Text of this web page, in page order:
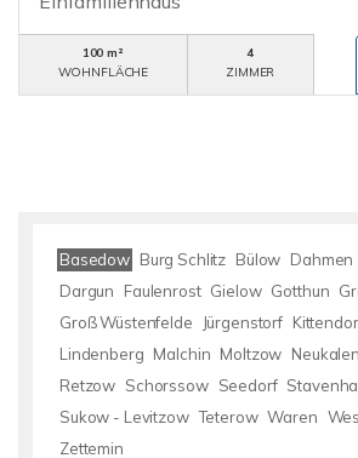
100 m²
WOHNFLÄCHE
4
ZIMMER
Basedow Burg Schlitz Bülow Dahmen
Dargun
Faulenrost Gielow Gotthun
Groß Wüstenfelde
Jürgenstorf
Lindenberg Malchin Moltzow Neukalen
Retzow Schorssow Seedorf
Sukow - Levitzow Teterow Waren
Zettemin